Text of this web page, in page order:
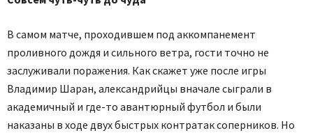
В самом матче, проходившем под аккомпанемент
проливного дождя и сильного ветра, гости точно не
заслуживали поражения. Как скажет уже после игры
Владимир Шаран, александрийцы вначале сыграли в
академичный и где-то авантюрный футбол и были
наказаны в ходе двух быстрых контратак соперников. Но